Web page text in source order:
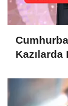
Kazılarda